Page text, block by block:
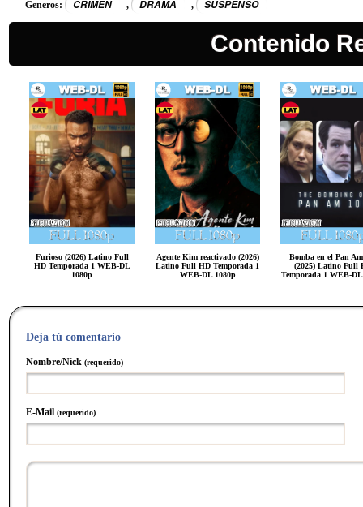
Generos: CRIMEN , DRAMA , SUSPENSO
Contenido
Furioso (2026) Latino Full
HD Temporada 1 WEB-DL
1080p
Agente Kim reactivado (2026)
Latino Full HD Temporada 1
WEB-DL 1080p
Bomba en el Pan
(2025) Latino Full
Temporada 1 WEB-DL
Deja tú comentario
Nombre/Nick (requerido)
E-Mail (requerido)